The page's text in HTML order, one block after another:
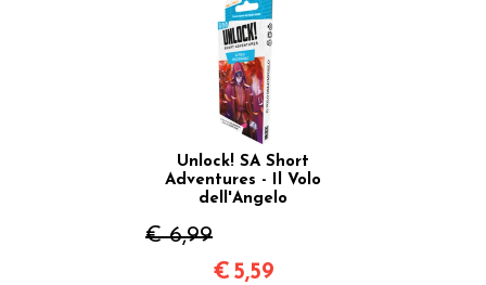
Unlock! SA Short
Adventures - Il Volo
dell'Angelo
€ 6,99
€ 5,59